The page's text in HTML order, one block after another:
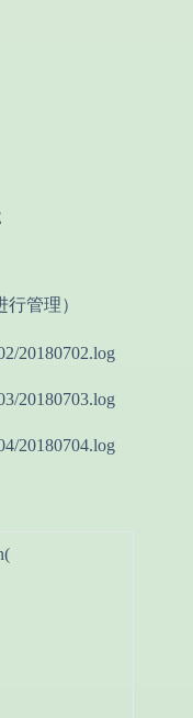
管理）
20180702.log
20180703.log
20180704.log